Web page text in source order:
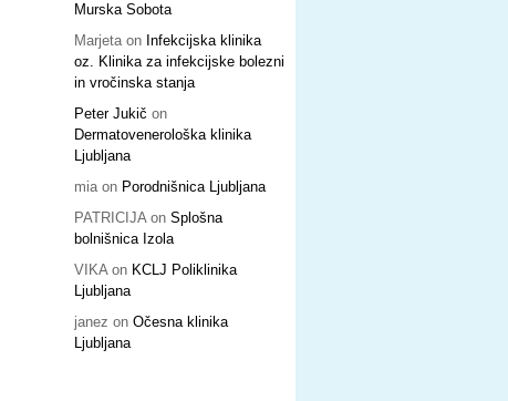
Murska Sobota
Marjetaon Infekcijska klinika
oz. Klinika za infekcijske bolezni
in vročinska stanja
Peter Jukič on
Dermatovenerološka klinika
Ljubljana
miaon Porodnišnica Ljubljana
PATRICIJAon Splošna
bolnišnica Izola
VIKAon KCLJ Poliklinika
Ljubljana
janez on Očesna klinika
Ljubljana